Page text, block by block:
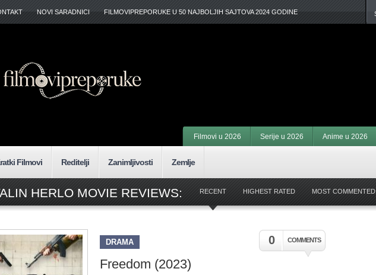
NOVI SARADNICI FILMOVIPREPORUKE U 50 NAJBOLJIH SAJTOVA 2024 GODINE
Filmovi u 2026 Serije u 2026 Anime u 2026
Filmovi Reditelji Zanimljivosti Zemlje
HERLO MOVIE REVIEWS: RECENT HIGHEST RATED MOST COMMENTED
0 COMMENTS
DRAMA
Freedom (2023)